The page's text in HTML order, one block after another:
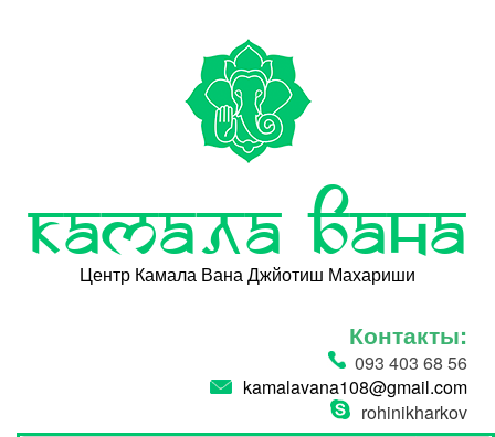
Камала Вана
Центр Камала Вана Джйотиш Махариши
Контакты:
093 403 68 56
kamalavana108@gmail.com
rohinikharkov